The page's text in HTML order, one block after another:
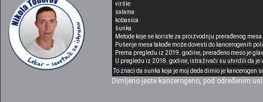
viršle
salama
kobasica
šunka
Metode koje se koriste za proizvodnju prerađenog
Pušenje mesa takođe može dovesti do kancerogenih
Prema pregledu iz 2019. godine, prerađeno meso je
U pregledu iz 2018. godine, istraživači su utvrdili da je
To znaci da sunka koja je moj deda dimio je kancerogen
Dimljeno jeste kancerogeno, pod određenim